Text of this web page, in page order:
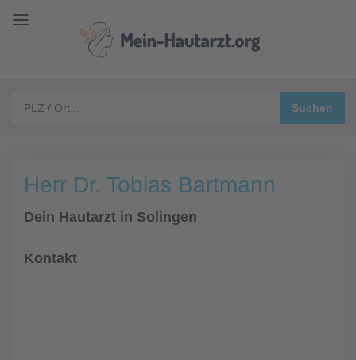
Herr Dr. Tobias Bartmann
Dein Hautarzt in Solingen
Kontakt